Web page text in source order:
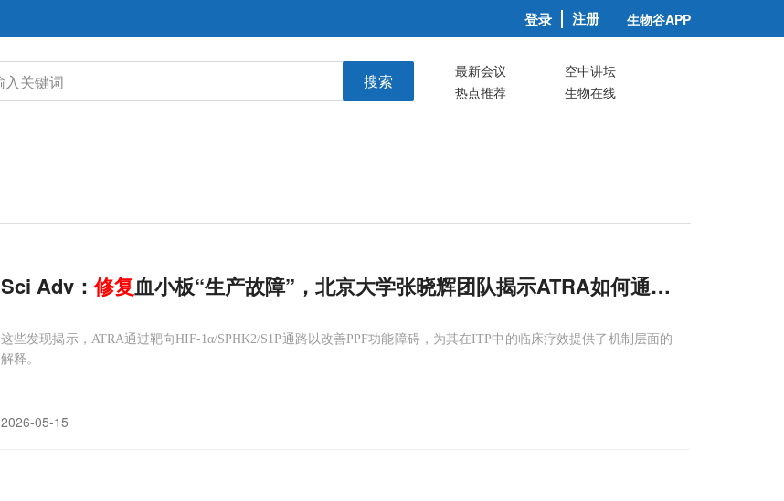
登录 注册 生物谷APP
搜索 最新会议
空中讲坛
热点推荐
生物在线
Sci Adv： 修复血小板“生产故障”，北京大学张晓辉团队揭示ATRA如何通过重启关键
这些发现揭示，ATRA通过靶向HIF-1α/SPHK2/S1P通路以改善PPF功能障碍，为其在ITP中的临床疗效提供了机制层面的
解释。
2026-05-15